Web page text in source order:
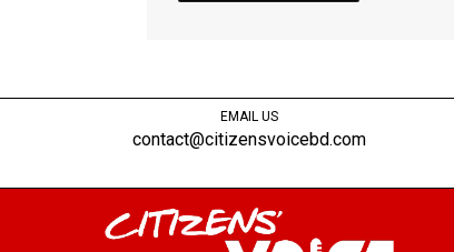
EMAIL US
contact@citizensvoicebd.com